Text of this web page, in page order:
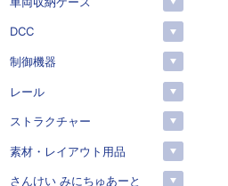
825 延長コー
KATO 11-704 カプラー密
連形 A グレー (20個入)
(アーノルドカプラー用対
応)
352 円
DCC
制御機器
レール
ストラクチャー
素材・レイアウト用品
さんけい みにちゅあーと